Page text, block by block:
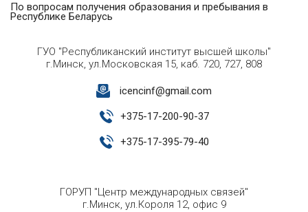
По вопросам получения образования и пребывания в
Республике Беларусь
ГУО "Республиканский институт высшей школы"
г.Минск, ул.Московская 15, каб. 720, 727, 808
icencinf@gmail.com
+375-17-200-90-37
+375-17-395-79-40
ГОРУП "Центр международных связей"
г.Минск, ул.Короля 12, офис 9